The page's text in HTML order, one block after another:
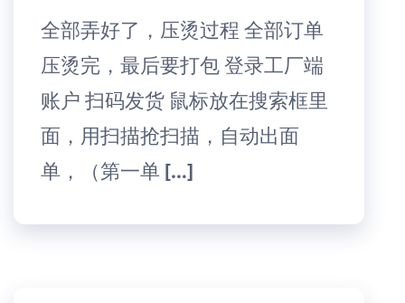
全部弄好了，压烫过程 全部订单
压烫完，最后要打包 登录工厂端
账户 扫码发货 鼠标放在搜索框里
面，用扫描抢扫描，自动出面
单，（第一单 […]